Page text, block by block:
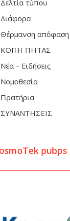
Δελτία τύπου
Διάφορα
Θέρμανση απόφαση
ΚΟΠΗ ΠΗΤΑΣ
Νέα – Ειδήσεις
Νομοθεσία
Πρατήρια
ΣΥΝΑΝΤΗΣΕΙΣ
pubps